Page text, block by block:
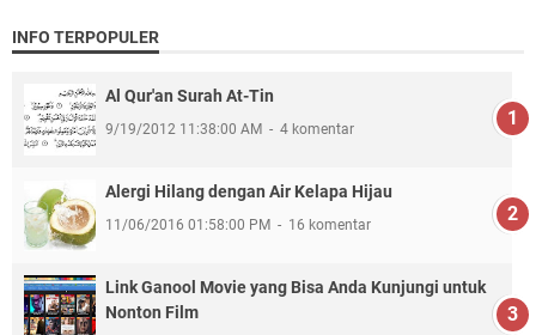
INFO TERPOPULER
Al Qur'an Surah At-Tin
9/19/2012 11:38:00 AM 4 komentar
Alergi Hilang dengan Air Kelapa Hijau
11/06/2016 01:58:00 PM 16 komentar
Link Ganool Movie yang Bisa Anda Kunjungi untuk
Nonton Film